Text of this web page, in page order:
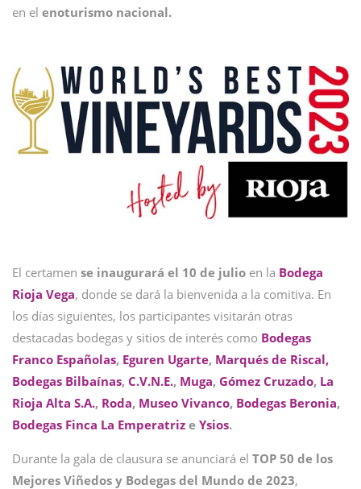
en el enoturismo nacional.
El certamen se inaugurará el 10 de julio en la Bodega
Rioja Vega, donde se dará la bienvenida a la comitiva. En
los días siguientes, los participantes visitarán otras
destacadas bodegas y sitios de interés como Bodegas
Franco Españolas, Eguren Ugarte, Marqués de Riscal,
Bodegas Bilbaínas, C.V.N.E., Muga, Gómez Cruzado, La
Rioja Alta S.A., Roda, Museo Vivanco, Bodegas Beronia,
Bodegas Finca La Emperatriz e Ysios.
Durante la gala de clausura se anunciará el TOP 50 de los
Mejores Viñedos y Bodegas del Mundo de 2023,